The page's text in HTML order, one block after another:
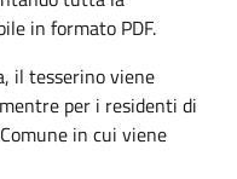
in formato PDF.
il tesserino viene
per i residenti di
in cui viene